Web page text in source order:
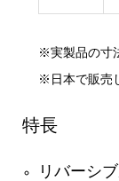
※実製品の寸
※日本で販売
特長
リバーシ